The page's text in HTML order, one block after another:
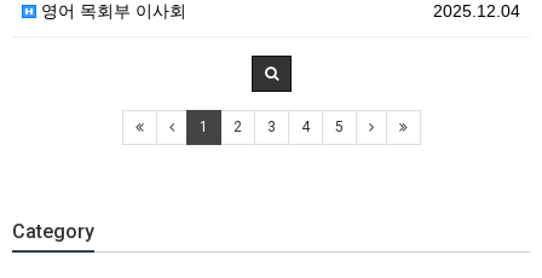
2025.12.04
영어 목회부 이사회
1 2 3 4 5
Category